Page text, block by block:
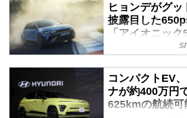
ヒョンデがグ
披露目した
「アイオニッ
とは - スマー
ヒョンデは2023
ウェスト・サセッ
ていた「グッドウ
ィバル・オブ・ス
コンパクトEV
ナが約400万円
625kmの航続